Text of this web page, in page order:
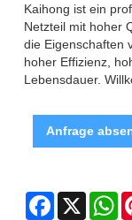
Kaihong ist ein
Netzteil mit hoher
die Eigenschaften
hoher Effizienz,
Lebensdauer.
Anfrage
Facebook
X